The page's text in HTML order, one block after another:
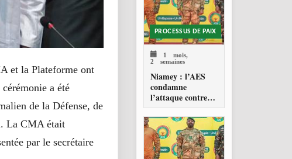
et la Plateforme ont
a été
de la Défense, de
La CMA était
par le secrétaire
PROCESSUS DE PAIX
1 mois,
2 semaines
Niamey : l’AES
condamne
l’attaque contre
l’aéroport Diori
Hamani